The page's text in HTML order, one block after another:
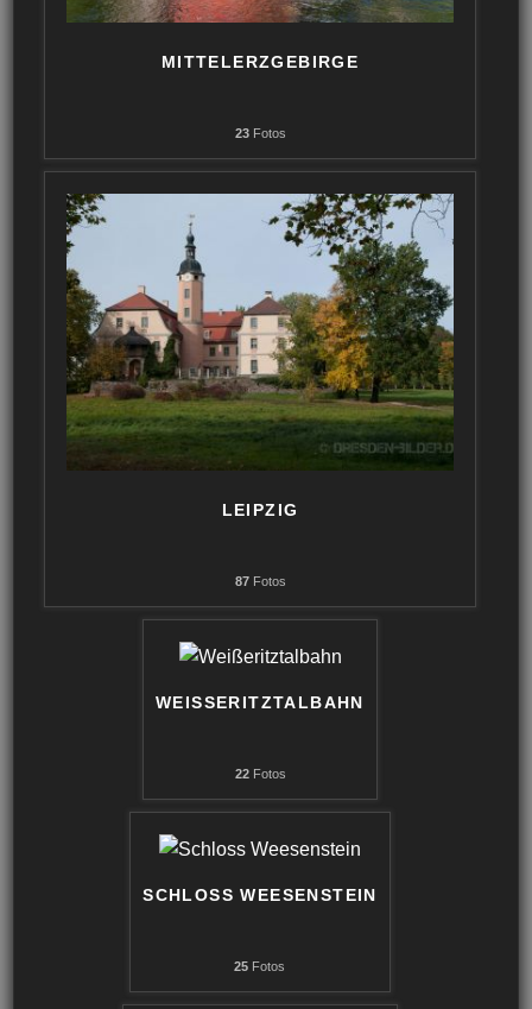
MITTELERZGEBIRGE
23Fotos
LEIPZIG
87Fotos
WEISSERITZTALBAHN
22Fotos
SCHLOSS WEESENSTEIN
25 Fotos